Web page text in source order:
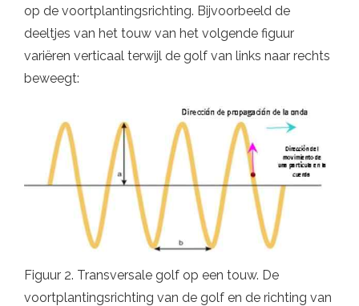
op de voortplantingsrichting. Bijvoorbeeld de
deeltjes van het touw van het volgende figuur
variëren verticaal terwijl de golf van links naar rechts
beweegt:
Figuur 2. Transversale golf op een touw. De
voortplantingsrichting van de golf en de richting van